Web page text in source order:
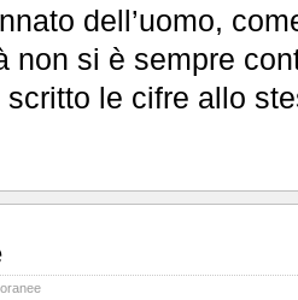
dell’uomo,
non si è sempre
scritto le cifre allo